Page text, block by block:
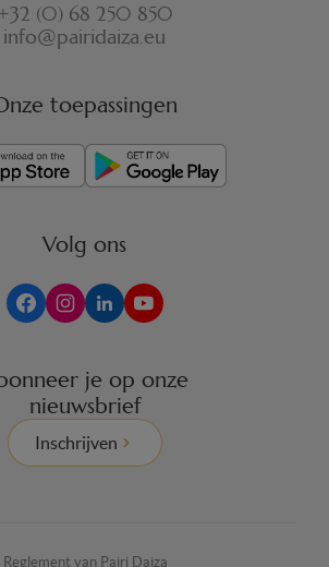
(0) 68 250 850
info@pairidaiza.eu
toepassingen
Volg ons
je op onze
nieuwsbrief
Inschrijven
Reglement van Pairi Daiza